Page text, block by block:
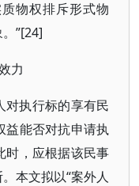
物权排斥形式物
”[24]
力
对执行标的享有民
益能否对抗申请执
时，应根据该民事
本文拟以“案外人